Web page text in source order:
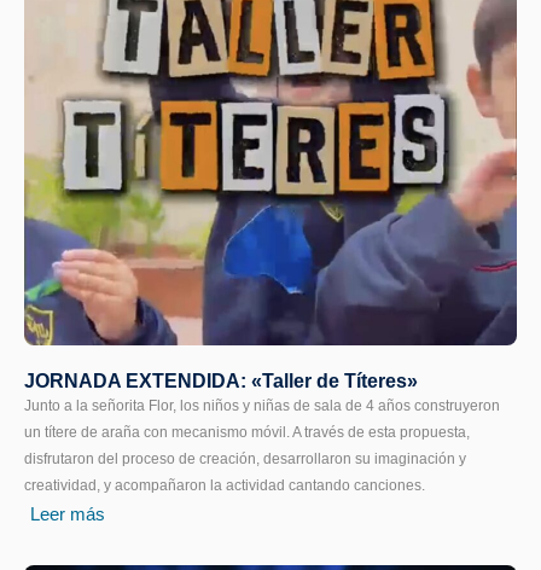
JORNADA EXTENDIDA: «Taller de Títeres»
Junto a la señorita Flor, los niños y niñas de sala de 4 años construyeron
un títere de araña con mecanismo móvil. A través de esta propuesta,
disfrutaron del proceso de creación, desarrollaron su imaginación y
creatividad, y acompañaron la actividad cantando canciones.
Leer más